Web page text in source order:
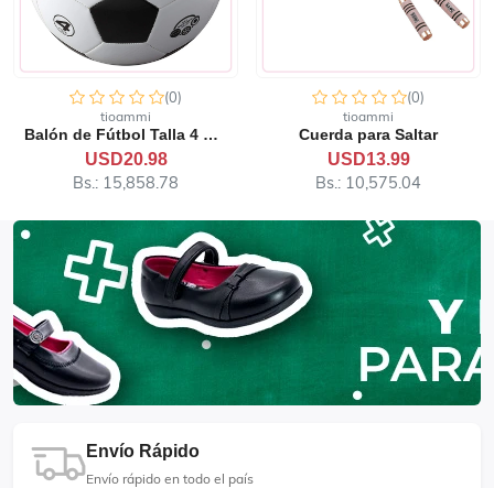
(0)
tioammi
Balón de Fútbol Talla 4 80...
USD20.98
Bs.: 15,858.78
(0)
tioammi
Cuerda para Saltar
USD13.99
Bs.: 10,575.04
Envío Rápido
Envío rápido en todo el país